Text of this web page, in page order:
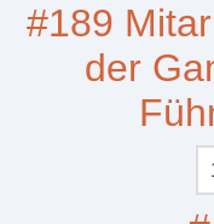
#189
der